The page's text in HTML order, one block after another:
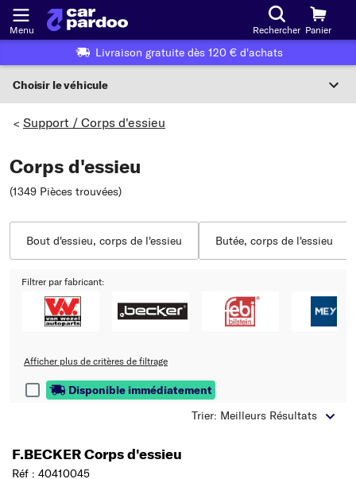
Menu Rechercher Panier
Livraison gratuite dès 120 € d'achats
Choisir le véhicule
Sélection du véhicule
Ou choix du véhicule selon les critères suivants :
Choix du modèle
> Support / Corps d'essieu
Corps d'essieu
(1349 Pièces trouvées)
Bout d'essieu, corps de l'essieu Butée, corps de l'essieu
Filtrer par fabricant:
Afficher plus de critères de filtrage
Disponible immédiatement
Trier: Meilleurs Résultats
F.BECKER Corps d'essieu
Réf : 40410045